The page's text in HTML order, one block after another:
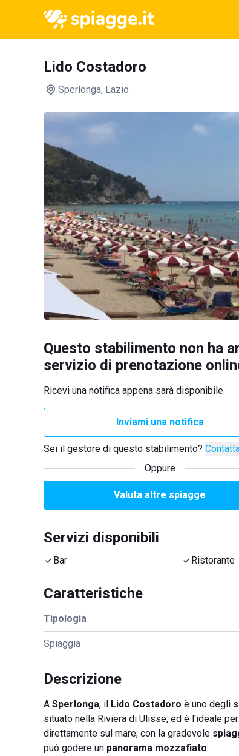
Lido Costadoro
Sperlonga, Lazio
Questo stabilimento non ha
servizio di prenotazione
Ricevi una notifica appena sarà disponibile
Inviami una notifica
Sei il gestore di questo stabilimento?
Oppure
Valuta altre spiagge
Servizi disponibili
Bar Ristorante
Caratteristiche
Tipologia
Spiaggia
Descrizione
A Sperlonga, il Lido Costadoro è uno degli
situato nella Riviera di Ulisse, ed è l'ideale
direttamente sul mare, con la gradevole
può godere un panorama mozzafiato.